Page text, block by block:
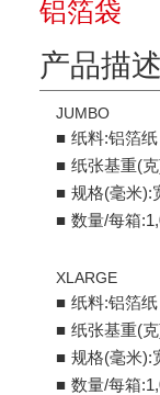
铝箔袋
产品描述
JUMBO
纸料:铝箔纸
纸张基重(
规格(毫米):
数量/每箱
XLARGE
纸料:铝箔纸
纸张基重(
规格(毫米):
数量/每箱